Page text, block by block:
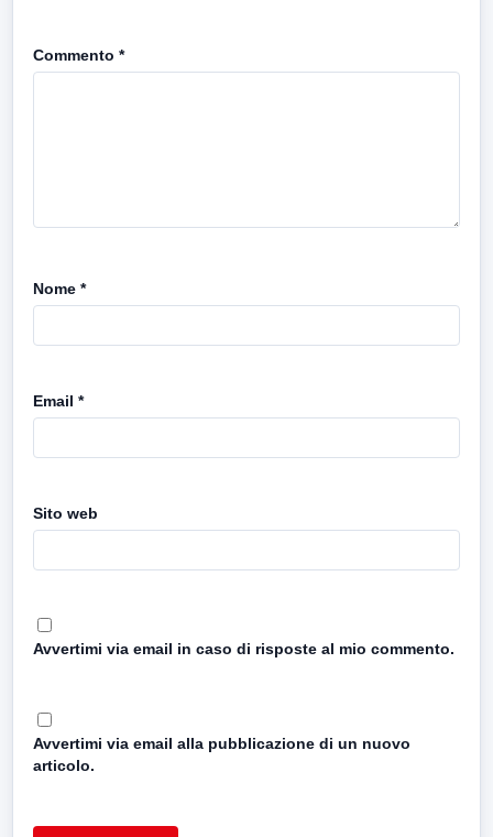
Commento *
Nome *
Email *
Sito web
Avvertimi via email in caso di risposte al mio commento.
Avvertimi via email alla pubblicazione di un nuovo
articolo.